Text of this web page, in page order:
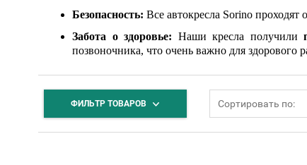
Безопасность: Все автокресла Sorino
Забота о здоровье: Наши кресла получили
позвоночника, что очень важно для здорового
ФИЛЬТР ТОВАРОВ Сортировать по: